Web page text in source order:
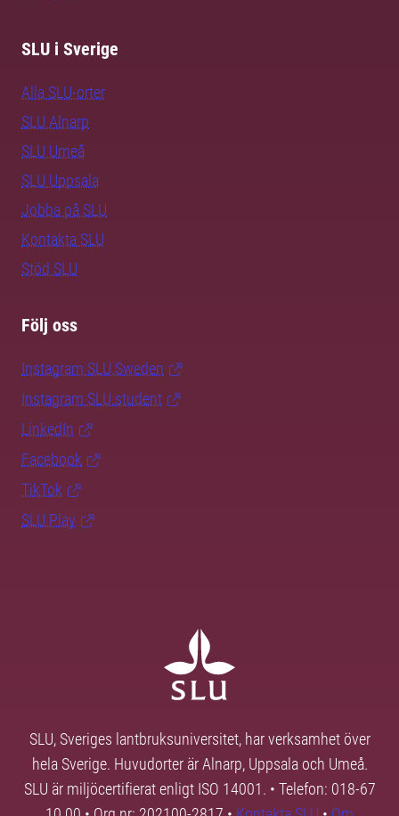
SLU i Sverige
Alla SLU-orter
SLU Alnarp
SLU Umeå
SLU Uppsala
Jobba på SLU
Kontakta SLU
Stöd SLU
Följ oss
Instagram SLU.Sweden
Instagram SLU.student
LinkedIn
Facebook
TikTok
SLU Play
SLU, Sveriges lantbruksuniversitet, har verksamhet över
hela Sverige. Huvudorter är Alnarp, Uppsala och Umeå.
SLU är miljöcertifierat enligt ISO 14001. • Telefon: 018-67